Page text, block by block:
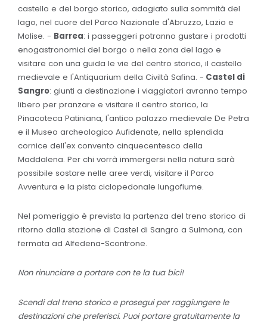
castello e del borgo storico, adagiato sulla sommità del
lago, nel cuore del Parco Nazionale d'Abruzzo, Lazio e
Molise. - Barrea: i passeggeri potranno gustare i prodotti
enogastronomici del borgo o nella zona del lago e
visitare con una guida le vie del centro storico, il castello
medievale e l'Antiquarium della Civiltà Safina. - Castel di
Sangro: giunti a destinazione i viaggiatori avranno tempo
libero per pranzare e visitare il centro storico, la
Pinacoteca Patiniana, l'antico palazzo medievale De Petra
e il Museo archeologico Aufidenate, nella splendida
cornice dell'ex convento cinquecentesco della
Maddalena. Per chi vorrà immergersi nella natura sarà
possibile sostare nelle aree verdi, visitare il Parco
Avventura e la pista ciclopedonale lungofiume.
Nel pomeriggio è prevista la partenza del treno storico di
ritorno dalla stazione di Castel di Sangro a Sulmona, con
fermata ad Alfedena-Scontrone.
Non rinunciare a portare con te la tua bici!
Scendi dal treno storico e prosegui per raggiungere le
destinazioni che preferisci. Puoi portare gratuitamente la